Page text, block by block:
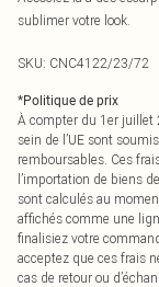
sublimer votre look.
SKU: CNC4122/23/72
*Politique de prix
À compter du 1er juillet
sein de l’UE sont
remboursables. Ces
l’importation de biens
sont calculés au
affichés comme une
finalisiez votre
acceptez que ces frais
cas de retour ou